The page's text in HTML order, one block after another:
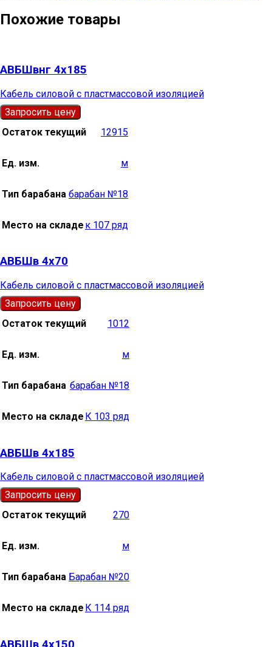
Похожие товары
АВБШвнг 4х185
Кабель силовой с пластмассовой изоляцией
Запросить цену
Остаток текущий
12915
Ед. изм. м
Тип барабана барабан №18
Место на складе к 107 ряд
АВБШв 4х70
Кабель силовой с пластмассовой изоляцией
Запросить цену
Остаток текущий
1012
Ед. изм. м
Тип барабана барабан №18
Место на складе К 103 ряд
АВБШв 4х185
Кабель силовой с пластмассовой изоляцией
Запросить цену
Остаток текущий
270
Ед. изм. м
Тип барабана Барабан №20
Место на складе К 114 ряд